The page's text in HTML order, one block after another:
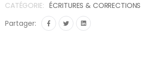
CATÉGORIE: ÉCRITURES & CORRECTIONS
Partager: